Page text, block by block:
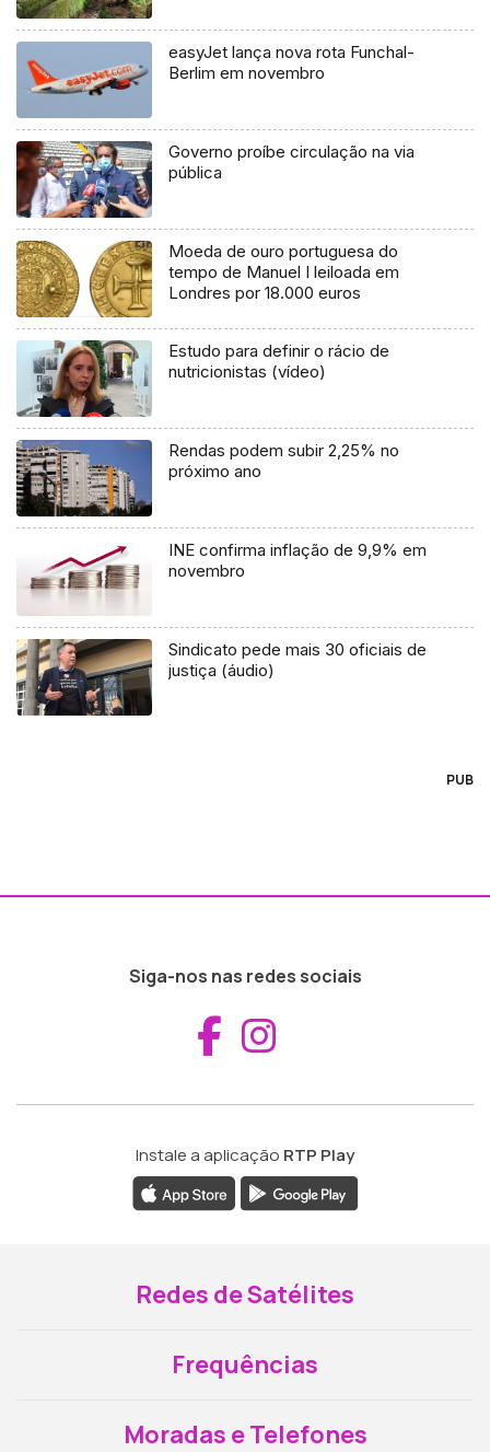
easyJet lança nova rota Funchal-
Berlim em novembro
Governo proíbe circulação na via
pública
Moeda de ouro portuguesa do
tempo de Manuel I leiloada em
Londres por 18.000 euros
Estudo para definir o rácio de
nutricionistas (vídeo)
Rendas podem subir 2,25% no
próximo ano
INE confirma inflação de 9,9% em
novembro
Sindicato pede mais 30 oficiais de
justiça (áudio)
PUB
Siga-nos nas redes sociais
Aceder ao
Instale a aplicação RTP Play
Redes de Satélites
Frequências
Moradas e Telefones